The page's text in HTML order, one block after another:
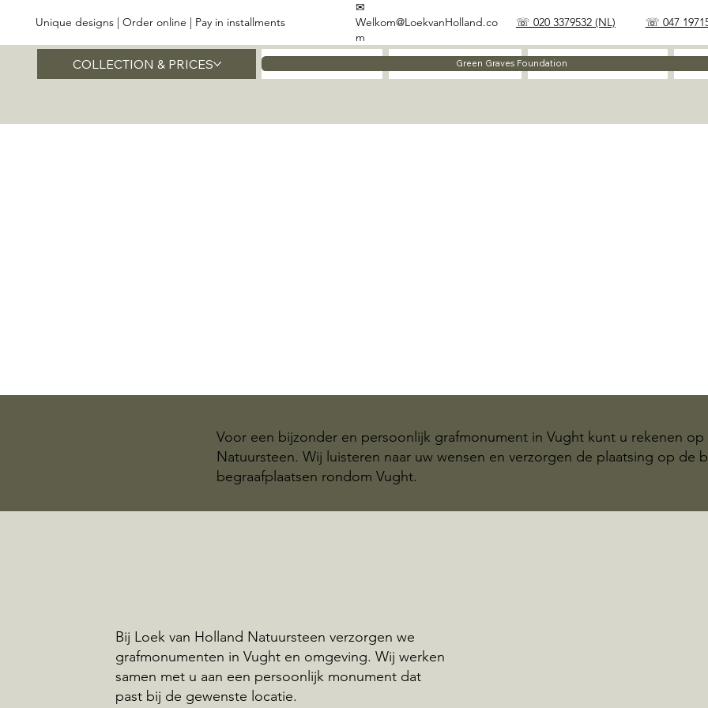
Unique designs | Order online | Pay in installments ☏ 020 3379532 (NL) ☏ 047
✉
Welkom@LoekvanHolland.co
m
COLLECTION & PRICES Method
Green Graves Foundation
Voor een bijzonder en persoonlijk grafmonument in Vught kunt u rekenen op
Natuursteen. Wij luisteren naar uw wensen en verzorgen de plaatsing op de
begraafplaatsen rondom Vught.
Bij Loek van Holland Natuursteen verzorgen we
grafmonumenten in Vught en omgeving. Wij werken
samen met u aan een persoonlijk monument dat
past bij de gewenste locatie.